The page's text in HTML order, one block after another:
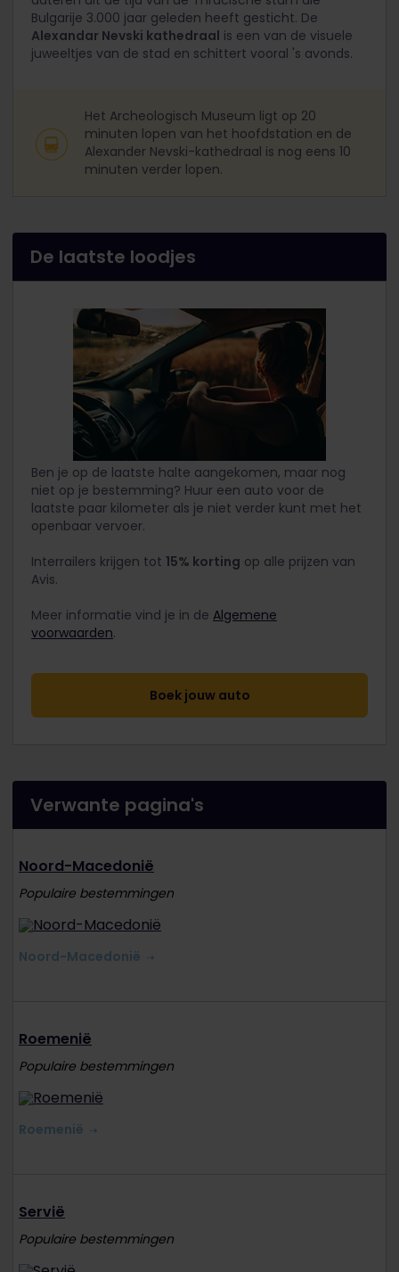
Bulgarije 3.000 jaar geleden heeft gesticht. De
Alexandar Nevski kathedraal is een van de visuele
juweeltjes van de stad en schittert vooral 's avonds.
Het Archeologisch Museum ligt op 20
minuten lopen van het hoofdstation en de
Alexander Nevski-kathedraal is nog eens 10
minuten verder lopen.
De laatste loodjes
Ben je op de laatste halte aangekomen, maar nog
niet op je bestemming? Huur een auto voor de
laatste paar kilometer als je niet verder kunt met het
openbaar vervoer.
Interrailers krijgen tot 15% korting op alle prijzen van
Avis.
Meer informatie vind je in de Algemene
voorwaarden.
Boek jouw auto
Verwante pagina's
Noord-Macedonië
Populaire bestemmingen
Noord-Macedonië
Roemenië
Populaire bestemmingen
Roemenië
Servië
Populaire bestemmingen